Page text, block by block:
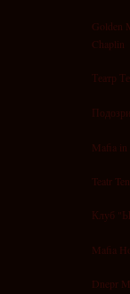
Golden
Chaplin
Театр
Mafia in
Teatr
Клуб
Mafia
Dnepr